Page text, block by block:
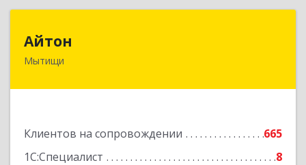
Айтон
Мытищи
Клиентов на сопровождении
665
1С:Специалист
8